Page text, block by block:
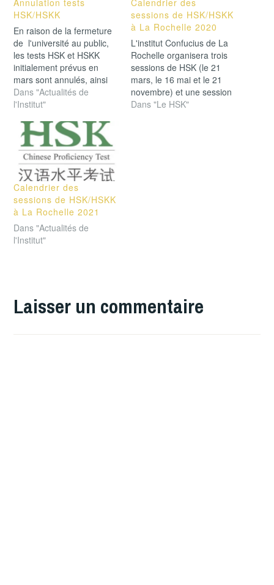
Annulation tests
HSK/HSKK
En raison de la fermeture
de l'université au public,
les tests HSK et HSKK
initialement prévus en
mars sont annulés, ainsi
que les tests prévus en
mai. La prochaine session
aura lieu le 21 novembre
et l'inscription
commencera début
octobre. On vous
communiquera les dates…
Dans "Actualités de
l'Institut"
Calendrier des
sessions de HSK/HSKK
à La Rochelle 2020
L'institut Confucius de La
Rochelle organisera trois
sessions de HSK (le 21
mars, le 16 mai et le 21
novembre) et une session
de HSKK (le 21 mars) en
Dans "Le HSK"
Calendrier des
sessions de HSK/HSKK
à La Rochelle 2021
Dans "Actualités de
l'Institut"
Laisser un commentaire